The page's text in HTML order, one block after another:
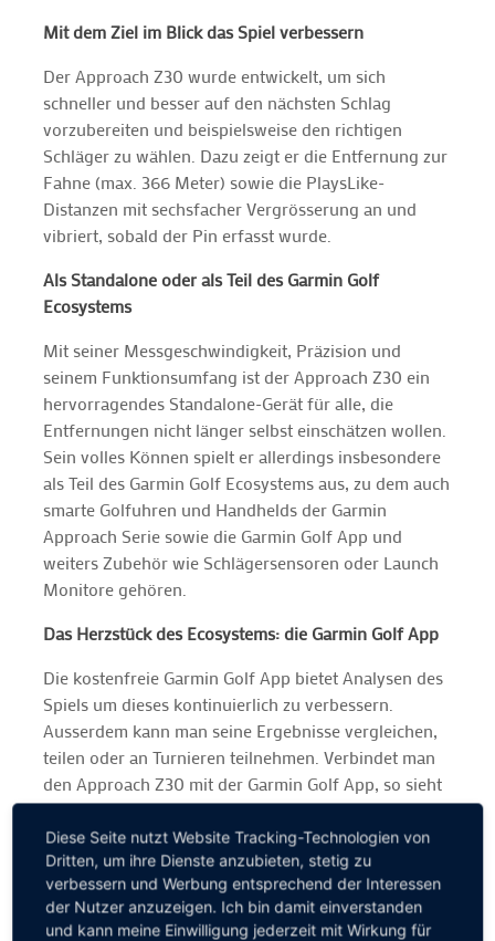
Mit dem Ziel im Blick das Spiel verbessern
Der Approach Z30 wurde entwickelt, um sich
schneller und besser auf den nächsten Schlag
vorzubereiten und beispielsweise den richtigen
Schläger zu wählen. Dazu zeigt er die Entfernung zur
Fahne (max. 366 Meter) sowie die PlaysLike-
Distanzen mit sechsfacher Vergrösserung an und
vibriert, sobald der Pin erfasst wurde.
Als Standalone oder als Teil des Garmin Golf
Ecosystems
Mit seiner Messgeschwindigkeit, Präzision und
seinem Funktionsumfang ist der Approach Z30 ein
hervorragendes Standalone-Gerät für alle, die
Entfernungen nicht länger selbst einschätzen wollen.
Sein volles Können spielt er allerdings insbesondere
als Teil des Garmin Golf Ecosystems aus, zu dem auch
smarte Golfuhren und Handhelds der Garmin
Approach Serie sowie die Garmin Golf App und
weiters Zubehör wie Schlägersensoren oder Launch
Monitore gehören.
Das Herzstück des Ecosystems: die Garmin Golf App
Die kostenfreie Garmin Golf App bietet Analysen des
Spiels um dieses kontinuierlich zu verbessern.
Ausserdem kann man seine Ergebnisse vergleichen,
teilen oder an Turnieren teilnehmen. Verbindet man
den Approach Z30 mit der Garmin Golf App, so sieht
man die Entfernungen – vom Pin bis zum vorderen
und hinteren Teil des Grüns – sowie einen Kreisbogen
der gemessenen Entfernung. Hat man den Z30 im
Eifer des Spiels verlegt, hilft die „Find My Garmin“-
Funktion in der App, diesen schnell wieder zu finden.
Diese Seite nutzt Website Tracking-Technologien von
Dritten, um ihre Dienste anzubieten, stetig zu
verbessern und Werbung entsprechend der Interessen
der Nutzer anzuzeigen. Ich bin damit einverstanden
und kann meine Einwilligung jederzeit mit Wirkung für